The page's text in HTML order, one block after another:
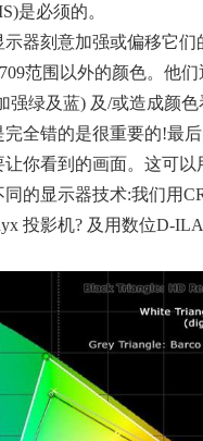
是必须的。
器刻意加强或偏移它们
范围以外的颜色。他
强绿及蓝) 及/或造成颜
完全错的是很重要的!最
让你看到的画面。这可以
的显示器技术:我们用
投影机? 及用数位D-